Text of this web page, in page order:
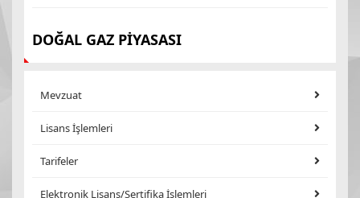
DOĞAL GAZ PİYASASI
Mevzuat
Lisans İşlemleri
Tarifeler
Elektronik Lisans/Sertifika İşlemleri